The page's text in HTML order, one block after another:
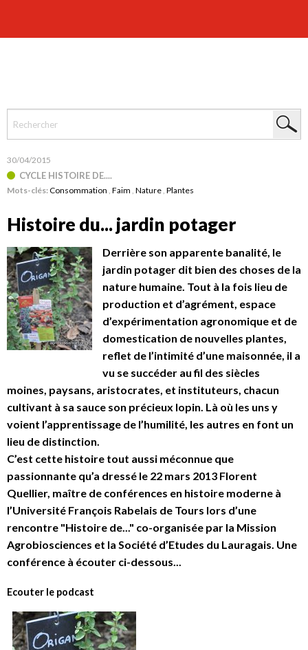
30/04/2015
CYCLE HISTOIRE DE....
Mots-clés:Consommation , Faim , Nature , Plantes
Histoire du... jardin potager
Derrière son apparente banalité, le
jardin potager dit bien des choses de la
nature humaine. Tout à la fois lieu de
production et d’agrément, espace
d’expérimentation agronomique et de
domestication de nouvelles plantes,
reflet de l’intimité d’une maisonnée, il a
vu se succéder au fil des siècles
moines, paysans, aristocrates, et instituteurs, chacun
cultivant à sa sauce son précieux lopin. Là où les uns y
voient l’apprentissage de l’humilité, les autres en font un
lieu de distinction.
C’est cette histoire tout aussi méconnue que
passionnante qu’a dressé le 22 mars 2013 Florent
Quellier, maître de conférences en histoire moderne à
l’Université François Rabelais de Tours lors d’une
rencontre "Histoire de..." co-organisée par la Mission
Agrobiosciences et la Société d’Etudes du Lauragais. Une
conférence à écouter ci-dessous...
Ecouter le podcast